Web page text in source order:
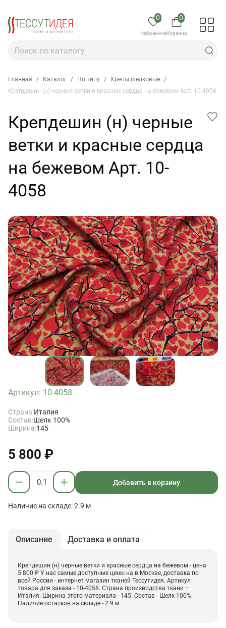
0
Избранное
0
Корзина
Главная / Каталог / По типу / Крепы шелковые /
Крепдешин (н) черные ветки и красные сердца на бежевом Арт. 10-4058
Крепдешин (н) черные
ветки и красные сердца
на бежевом Арт. 10-
4058
Артикул: 10-4058
Страна:Италия
Состав:Шелк 100%
Ширина:145
5 800 ₽
Добавить в корзину
Наличие на складе: 2.9 м
Описание Доставка и оплата
Крепдешин (н) черные ветки и красные сердца на бежевом - цена
5 800 ₽ У нас самые доступные цены на в Москве, доставка по
всей России - интернет магазин тканей Тессутидея. Артикул
товара для заказа - 10-4058. Страна производства ткани –
Италия. Ширина этого материала - 145. Состав - Шелк 100%.
Наличие остатков на складе - 2.9 м